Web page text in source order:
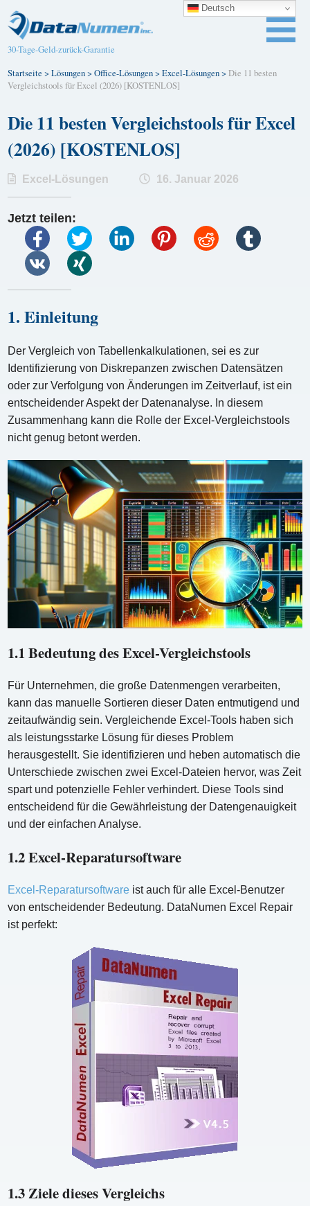
30-Tage-Geld-zurück-Garantie
Startseite >Lösungen>Office-Lösungen>Excel-Lösungen>Die 11 besten
Vergleichstools für Excel (2026) [KOSTENLOS]
Die 11 besten Vergleichstools für Excel
(2026) [KOSTENLOS]
Excel-Lösungen 16. Januar 2026
Jetzt teilen:
1. Einleitung
Der Vergleich von Tabellenkalkulationen, sei es zur
Identifizierung von Diskrepanzen zwischen Datensätzen
oder zur Verfolgung von Änderungen im Zeitverlauf, ist ein
entscheidender Aspekt der Datenanalyse. In diesem
Zusammenhang kann die Rolle der Excel-Vergleichstools
nicht genug betont werden.
1.1 Bedeutung des Excel-Vergleichstools
Für Unternehmen, die große Datenmengen verarbeiten,
kann das manuelle Sortieren dieser Daten entmutigend und
zeitaufwändig sein. Vergleichende Excel-Tools haben sich
als leistungsstarke Lösung für dieses Problem
herausgestellt. Sie identifizieren und heben automatisch die
Unterschiede zwischen zwei Excel-Dateien hervor, was Zeit
spart und potenzielle Fehler verhindert. Diese Tools sind
entscheidend für die Gewährleistung der Datengenauigkeit
und der einfachen Analyse.
1.2 Excel-Reparatursoftware
Excel-Reparatursoftware ist auch für alle Excel-Benutzer
von entscheidender Bedeutung. DataNumen Excel Repair
ist perfekt:
1.3 Ziele dieses Vergleichs
Deutsch